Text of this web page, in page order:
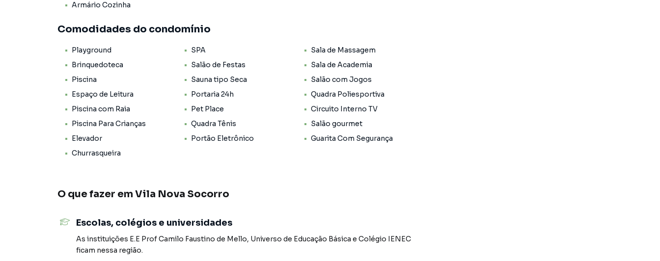
Armário Cozinha
Comodidades do condomínio
Playground SPA
Sala de Massagem
Brinquedoteca
Salão de Festas
Sala de Academia
Piscina
Sauna tipo Seca
Salão com Jogos
Espaço de Leitura
Portaria 24h
Quadra Poliesportiva
Piscina com Raia
Pet Place
Circuito Interno TV
Piscina Para Crianças
Quadra Tênis
Salão gourmet
Elevador
Portão Eletrônico
Guarita Com Segurança
Churrasqueira
O que fazer em Vila Nova Socorro
Escolas, colégios e universidades
As instituições E.E Prof Camilo Faustino de Mello, Universo de Educação Básica e Colégio IENEC
ficam nessa região.